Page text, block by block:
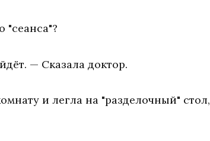
"сеанса"?
— Сказала доктор.
и легла на "разделочный" стол,